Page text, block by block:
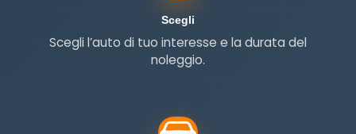
Scegli
Scegli l’auto di tuo interesse e la durata del
noleggio.